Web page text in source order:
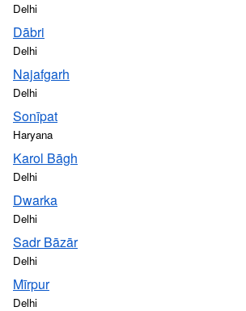
Delhi
Dābri
Delhi
Najafgarh
Delhi
Sonīpat
Haryana
Karol Bāgh
Delhi
Dwarka
Delhi
Sadr Bāzār
Delhi
Mīrpur
Delhi